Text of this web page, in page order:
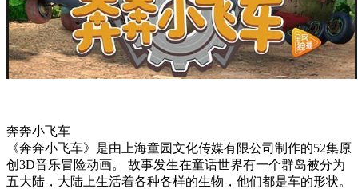
奔奔小飞车
《奔奔小飞车》是由上海童园文化传媒有限公司制作的52集原
创3D音乐冒险动画。 故事发生在童话世界有一个群岛被分为
五大陆，大陆上生活着各种各样的生物，他们都是车的形状。